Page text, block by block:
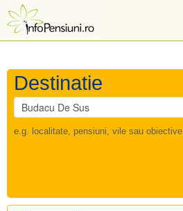
Destinatie
e.g. localitate, pensiuni, vile sau obiective